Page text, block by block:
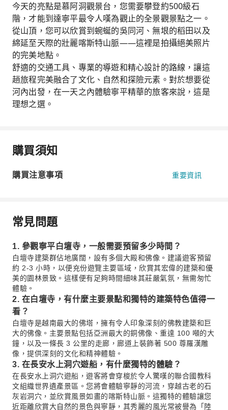
今天的亮點是慕阿洞觀景台，您需要攀登約500級石
階，才能到達寧平最令人嘆為觀止的全景觀景點之一。
從山頂，您可以欣賞到蜿蜒的吳同河、無垠的稻田以及
綿延至天際的壯麗喀斯特山脈——這裡是拍攝絕美照片
的完美地點。
舒適的交通工具、專業的導遊和精心設計的路線，讓這
趟旅程完美融合了文化、自然和探險元素。對於想要從
河內出發，在一天之內體驗寧平精華的旅客來說，這是
理想之選。
購買須知
購買注意事項 重要資訊
常見問題
1. 參觀寧平白壇寺，一般需要預留多少時間？
白壇寺建築群佔地廣闊，設有多個大殿和佛像。建議遊客預留
約 2-3 小時，以便充份遊覽主要區域，欣賞其宏偉的建築和優
美的園林景致。這樣便有足夠時間細味其莊嚴氣氛，無需匆忙
體驗。
2. 在白壇寺，有什麼主要景點和獨特的建築特色值得一
看？
白壇寺是越南最大的佛塔，擁有令人印象深刻的佛教建築和巨
大的佛像。主要景點包括亞洲最大的銅佛像、重達 100 噸的大
鐘，以及一條長 3 公里的走廊，廊道上裝飾著 500 尊羅漢雕
像，提供深刻的文化和精神體驗。
3. 在長安水上洞穴遊船，有什麼獨特的體驗？
在長安水上洞穴遊船，遊客將會穿梭於令人驚嘆的聯合國教科
文組織世界遺產景區。您將會體驗寧靜的河流，穿越古老的石
灰岩洞穴，並欣賞風景如畫的喀斯特山脈。這獨特的體驗讓您
近距離欣賞大自然的景色與寧靜，其秀麗的風光常被譽為「陸